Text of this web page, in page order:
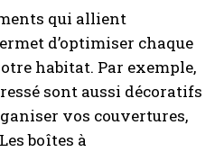
qui allient
d’optimiser chaque
habitat. Par exemple,
sont aussi décoratifs
vos couvertures,
boîtes à